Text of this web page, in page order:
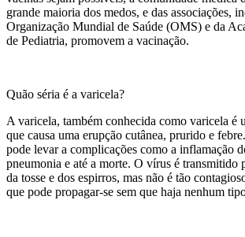
grande maioria dos medos, e das associações,
Organização Mundial de Saúde (OMS) e da
de Pediatria, promovem a vacinação.
Quão séria é a varicela?
A varicela, também conhecida como varicela é
que causa uma erupção cutânea, prurido e
pode levar a complicações como a inflamação
pneumonia e até a morte. O vírus é transmitido
da tosse e dos espirros, mas não é tão
que pode propagar-se sem que haja nenhum